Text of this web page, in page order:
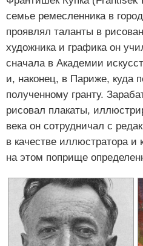
семье ремесленника в
проявлял таланты в
художника и графика он
сначала в Академии
и, наконец, в Париже, куда
полученному гранту.
рисовал плакаты,
века он сотрудничал с
в качестве иллюстратора и
на этом поприще